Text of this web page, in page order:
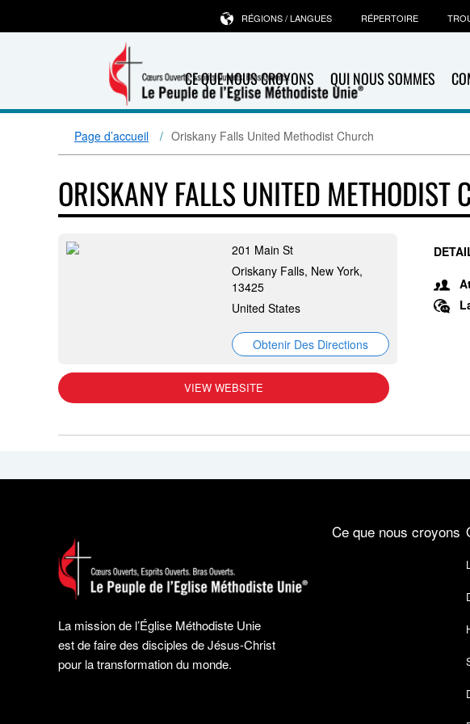
CE QUE NOUS CROYONS QUI NOUS SOMMES
RÉGIONS / LANGUES RÉPERTOIRE
Page d’accueil Oriskany Falls United Methodist Church
ORISKANY FALLS UNITED METHODIST
201 Main St
Oriskany Falls, New York,
13425
United States
Obtenir Des Directions
VIEW WEBSITE
La mission de l’Église Méthodiste Unie
est de faire des disciples de Jésus-Christ
pour la transformation du monde.
Ce que nous croyons